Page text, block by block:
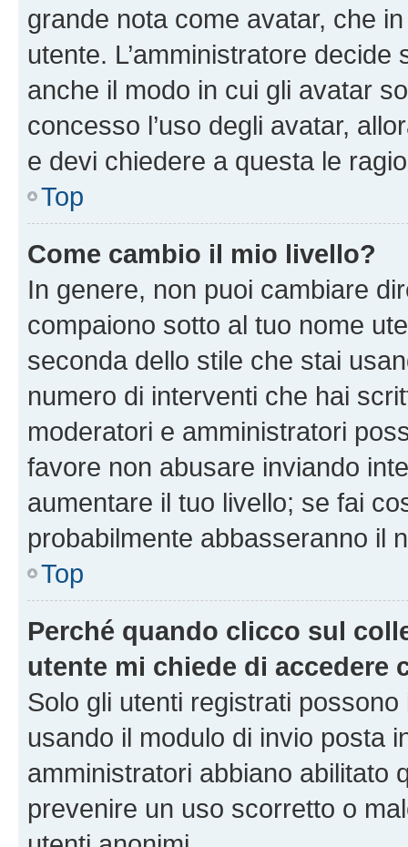
grande nota come avatar, che
utente. L’amministratore
anche il modo in cui gli avatar
concesso l’uso degli avatar,
e devi chiedere a questa le
Top
Come cambio il mio livello?
In genere, non puoi cambiare
compaiono sotto al tuo nome
seconda dello stile che stai
numero di interventi che hai
moderatori e amministratori
favore non abusare inviando
aumentare il tuo livello; se fai
probabilmente abbasseranno il
Top
Perché quando clicco sul
utente mi chiede di accedere
Solo gli utenti registrati
usando il modulo di invio posta
amministratori abbiano abilitato
prevenire un uso scorretto o